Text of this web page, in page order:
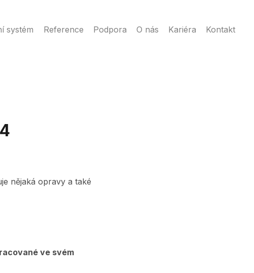
systém Reference Podpora O nás Kariéra Kontakt
nějaká opravy a také
ve svém